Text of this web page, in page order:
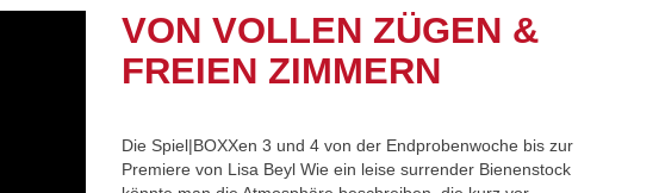
VON VOLLEN ZÜGEN &
FREIEN ZIMMERN
Die Spiel|BOXXen 3 und 4 von der Endprobenwoche bis zur
Premiere von Lisa Beyl Wie ein leise surrender Bienenstock